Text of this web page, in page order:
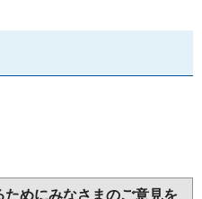
めにみなさまのご意見を